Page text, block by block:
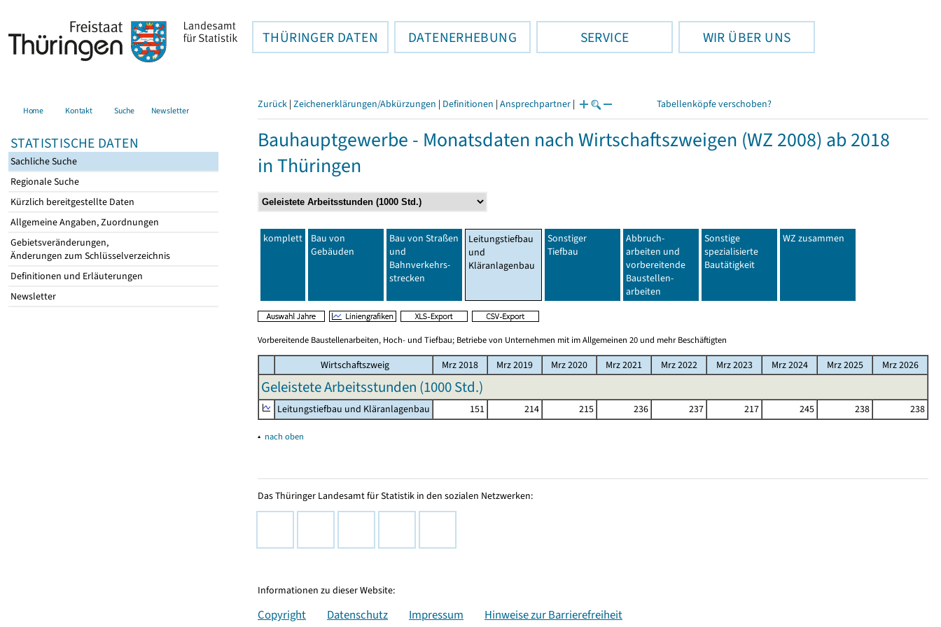
THÜRINGER DATEN DATENERHEBUNG SERVICE WIR ÜBER UNS
Home Kontakt Suche Newsletter
STATISTISCHE DATEN
Sachliche Suche
Regionale Suche
Kürzlich bereitgestellte Daten
Allgemeine Angaben, Zuordnungen
Gebietsveränderungen,
Änderungen zum Schlüsselverzeichnis
Definitionen und Erläuterungen
Newsletter
Zurück | Zeichenerklärungen/Abkürzungen | Definitionen | Ansprechpartner | Tabellenköpfe verschoben?
Bauhauptgewerbe - Monatsdaten nach Wirtschaftszweigen (WZ 2008) ab 2018
in Thüringen
komplett
Bau von
Gebäuden
Bau von Straßen
und
Bahnverkehrs-
strecken
Leitungstiefbau
und
Kläranlagenbau
Sonstiger
Tiefbau
Abbruch-
arbeiten und
vorbereitende
Baustellen-
arbeiten
Sonstige
spezialisierte
Bautätigkeit
WZ zusammen
Vorbereitende Baustellenarbeiten, Hoch- und Tiefbau; Betriebe von Unternehmen mit im Allgemeinen 20 und mehr Beschäftigten
Wirtschaftszweig Mrz 2018 Mrz 2019 Mrz 2020 Mrz 2021 Mrz 2022 Mrz 2023 Mrz 2024 Mrz 2025 Mrz 2026
Geleistete Arbeitsstunden (1000 Std.)
Leitungstiefbau und Kläranlagenbau 151 214 215 236 237 217 245 238 238
▴ nach oben
Das Thüringer Landesamt für Statistik in den sozialen Netzwerken:
Informationen zu dieser Website:
Copyright Datenschutz Impressum Hinweise zur Barrierefreiheit